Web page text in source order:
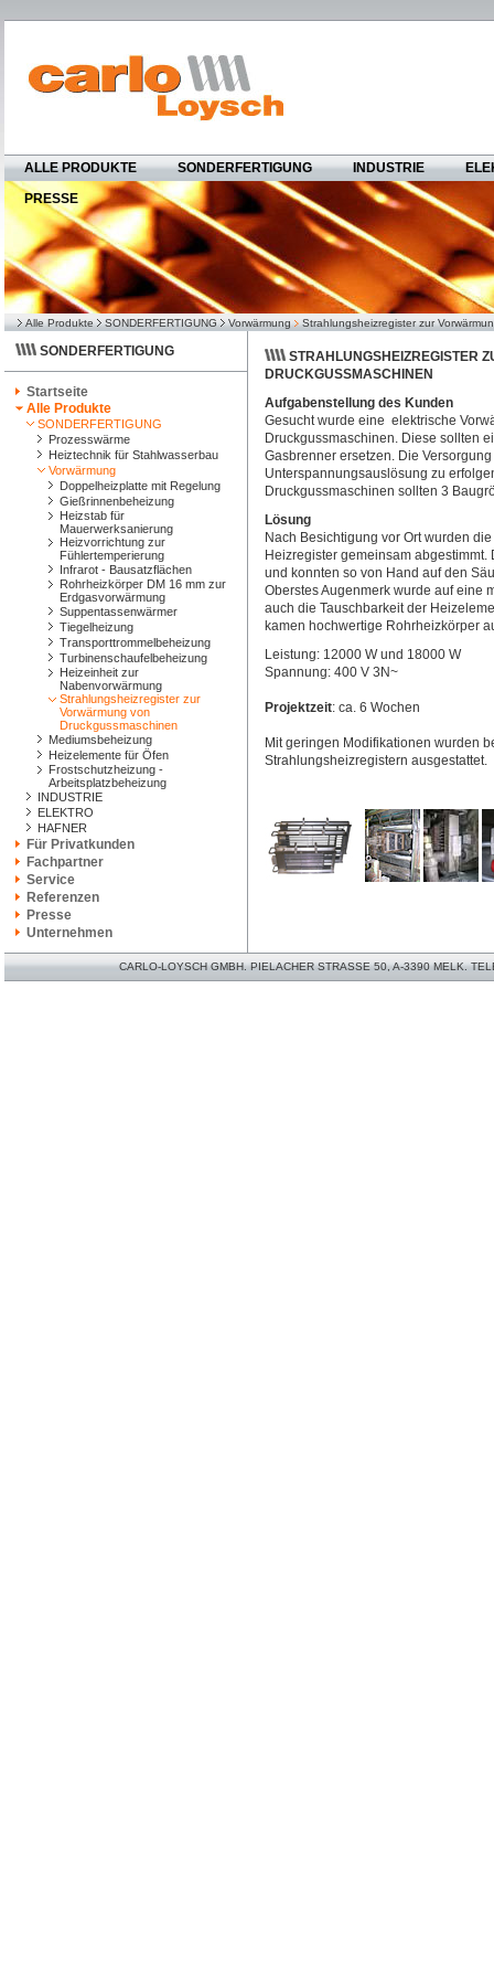
ALLE PRODUKTE SONDERFERTIGUNG INDUSTRIE
PRESSE
Alle Produkte SONDERFERTIGUNG Vorwärmung Strahlungsheizregister zur
SONDERFERTIGUNG
Startseite
Alle Produkte
SONDERFERTIGUNG
Prozesswärme
Heiztechnik für Stahlwasserbau
Vorwärmung
Doppelheizplatte mit Regelung
Gießrinnenbeheizung
Heizstab für
Mauerwerksanierung
Heizvorrichtung zur
Fühlertemperierung
Infrarot - Bausatzflächen
Rohrheizkörper DM 16 mm zur
Erdgasvorwärmung
Suppentassenwärmer
Tiegelheizung
Transporttrommelbeheizung
Turbinenschaufelbeheizung
Heizeinheit zur
Nabenvorwärmung
Strahlungsheizregister zur
Vorwärmung von
Druckgussmaschinen
Mediumsbeheizung
Heizelemente für Öfen
Frostschutzheizung -
Arbeitsplatzbeheizung
INDUSTRIE
ELEKTRO
HAFNER
Für Privatkunden
Fachpartner
Service
Referenzen
Presse
Unternehmen
STRAHLUNGSHEIZREGISTER
DRUCKGUSSMASCHINEN
Aufgabenstellung des Kunden
Gesucht wurde eine elektrische
Druckgussmaschinen. Diese sollten
Gasbrenner ersetzen. Die
Unterspannungsauslösung zu
Druckgussmaschinen sollten 3
Lösung
Nach Besichtigung vor Ort wurden
Heizregister gemeinsam
und konnten so von Hand auf den
Oberstes Augenmerk wurde auf eine
auch die Tauschbarkeit der
kamen hochwertige Rohrheizkörper
Leistung: 12000 W und 18000 W
Spannung: 400 V 3N~
Projektzeit: ca. 6 Wochen
Mit geringen Modifikationen wurden
Strahlungsheizregistern ausgestattet.
CARLO-LOYSCH GMBH. PIELACHER STRASSE 50, A-3390 MELK.